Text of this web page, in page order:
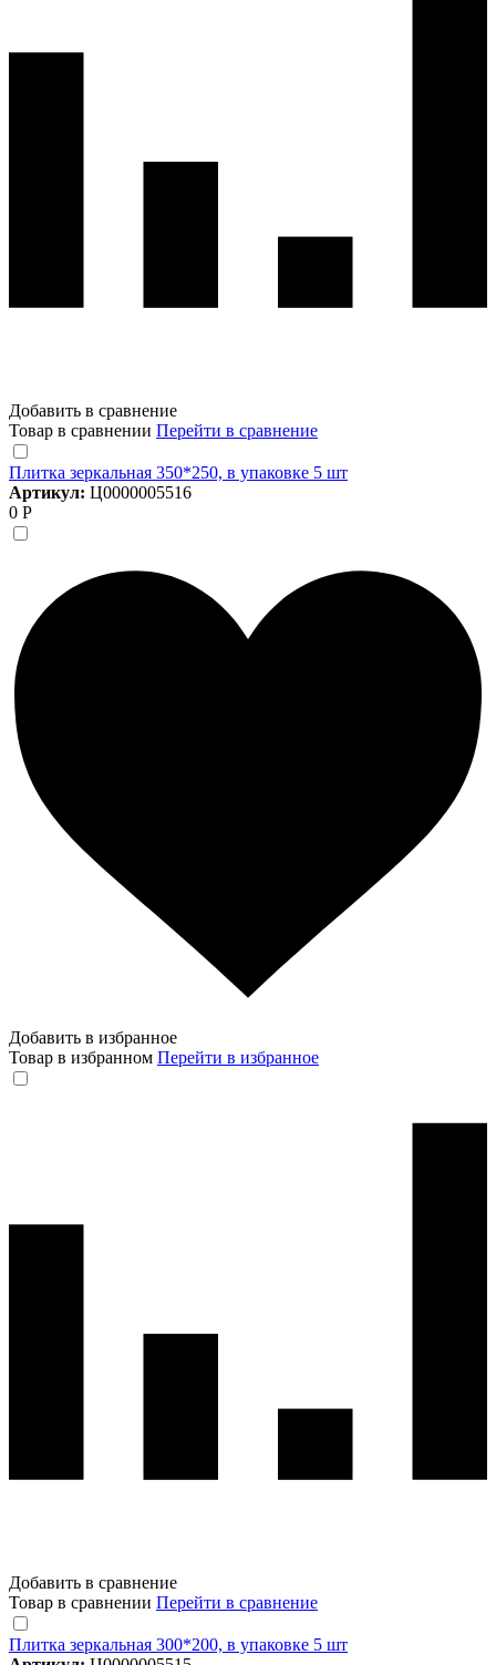
Добавить в сравнение
Товар в сравнении Перейти в сравнение
Плитка зеркальная 350*250, в упаковке 5 шт
Артикул: Ц0000005516
0 Р
Добавить в избранное
Товар в избранном Перейти в избранное
Добавить в сравнение
Товар в сравнении Перейти в сравнение
Плитка зеркальная 300*200, в упаковке 5 шт